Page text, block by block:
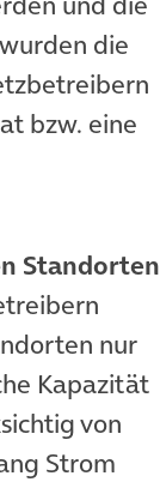
die
bzw. eine
Standorten
nur
Kapazität
von
Strom